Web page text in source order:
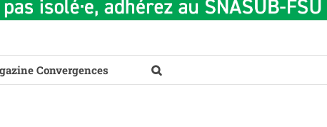
Convergences